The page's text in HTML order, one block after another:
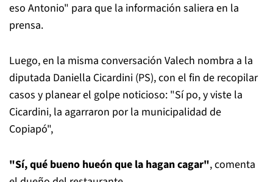
eso Antonio" para que la información saliera en la
prensa.
Luego, en la misma conversación Valech nombra a la
diputada Daniella Cicardini (PS), con el fin de recopilar
casos y planear el golpe noticioso: "Sí po, y viste la
Cicardini, la agarraron por la municipalidad de
Copiapó",
"Sí, qué bueno hueón que la hagan cagar", comenta